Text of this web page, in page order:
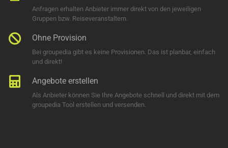
Anfragen erhalten Anbieter immer direkt von den jeweiligen
Gruppen bzw. Reiseveranstaltern.
Ohne Provision
Bei groupedia gibt es keine Provisionen. Das ist planbar, einfach
und direkt!
Angebote erstellen
Als Anbieter können Sie Ihre Angebote schnell und direkt mit dem
groupedia Tool erstellen und versenden.